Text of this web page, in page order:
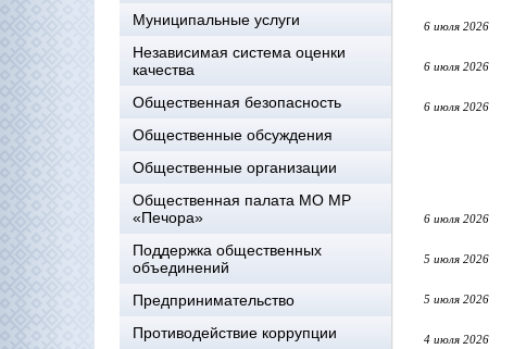
Муниципальные услуги
Независимая система оценки
качества
Общественная безопасность
Общественные обсуждения
Общественные организации
Общественная палата МО МР
«Печора»
Поддержка общественных
объединений
Предпринимательство
Противодействие коррупции
6 июля 2026
6 июля 2026
6 июля 2026
6 июля 2026
5 июля 2026
5 июля 2026
4 июля 2026